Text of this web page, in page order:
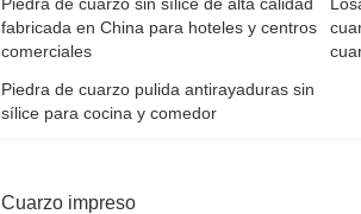
fabricada en China para hoteles y centros
comerciales
Piedra de cuarzo pulida antirayaduras sin
sílice para cocina y comedor
Cuarzo impreso